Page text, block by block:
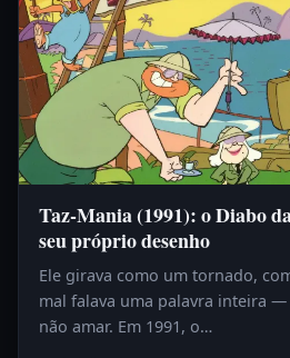
Taz-Mania (1991): o Diabo
seu próprio desenho
Ele girava como um tornado,
mal falava uma palavra inteira —
não amar. Em 1991, o…